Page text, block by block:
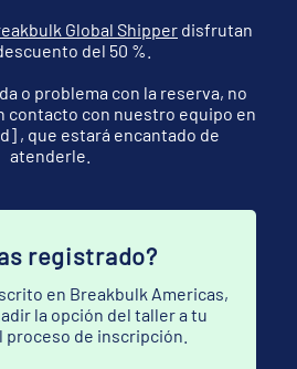
Global Shipper disfrutan
del 50 %.
o problema con la reserva, no
contacto con nuestro equipo en
, que estará encantado de
atenderle.
registrado?
en Breakbulk Americas,
la opción del taller a tu
de inscripción.